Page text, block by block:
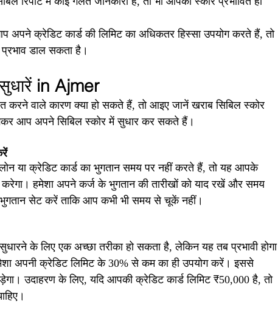
अपने क्रेडिट कार्ड की लिमिट का अधिकतर हिस्सा उपयोग करते हैं, तो
डाल सकता है।
in Ajmer
करने वाले कारण क्या हो सकते हैं, तो आइए जानें खराब सिबिल स्कोर
आप अपने सिबिल स्कोर में सुधार कर सकते हैं।
या क्रेडिट कार्ड का भुगतान समय पर नहीं करते हैं, तो यह आपके
करेगा। हमेशा अपने कर्ज के भुगतान की तारीखों को याद रखें और समय
सेट करें ताकि आप कभी भी समय से चूकें नहीं।
के लिए एक अच्छा तरीका हो सकता है, लेकिन यह तब प्रभावी होगा
अपनी क्रेडिट लिमिट के 30% से कम का ही उपयोग करें। इससे
उदाहरण के लिए, यदि आपकी क्रेडिट कार्ड लिमिट ₹50,000 है, तो